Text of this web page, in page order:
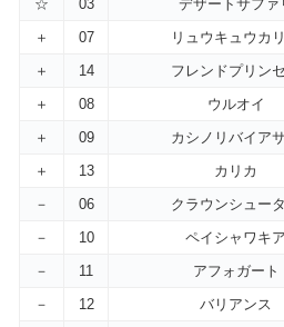
☆ 03 デザートサファ
＋
07 リュウキュウカ
＋
14 フレンドプリン
＋
08 ウルオイ
＋
09 カシノリバイア
＋
13 カリカ
－
06 クラウンシュー
－
10 ペイシャワキア
－
11 アフォガート
－
12 バリアンス